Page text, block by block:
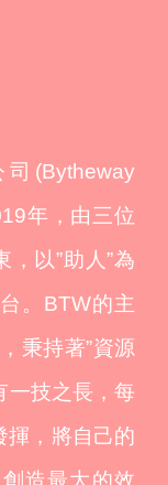
(Bytheway
年，由三位
以”助人”為
。BTW的主
秉持著”資源
一技之長，每
揮，將自己的
造最大的效